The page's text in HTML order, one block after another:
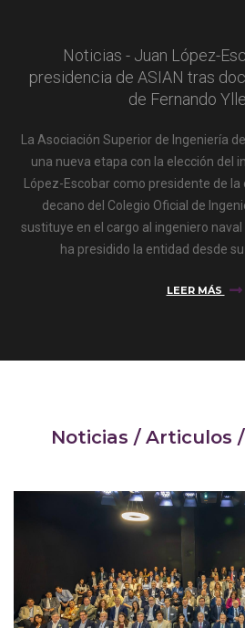
Noticias - Juan López-
presidencia de ASIAN tras
de Fernando
La Asociación Superior de Ingeniería
una nueva etapa con la elección del
López-Escobar como presidente de
decano del Colegio Oficial de
sustituye en el cargo al ingeniero
ha presidido la entidad desde
LEER MÁS
Noticias / Articulos